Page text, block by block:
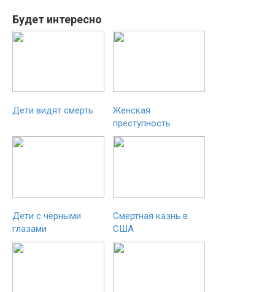
Будет интересно
Дети видят смерть
Женская
преступность
Дети с чёрными
глазами
Смертная казнь в
США